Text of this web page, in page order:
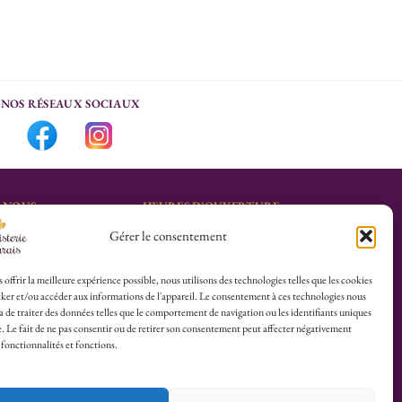
Gérer le consentement
offrir la meilleure expérience possible, nous utilisons des technologies telles que les cookies
et/ou accéder aux informations de l'appareil. Le consentement à ces technologies nous
de traiter des données telles que le comportement de navigation ou les identifiants uniques
Le fait de ne pas consentir ou de retirer son consentement peut affecter négativement
fonctionnalités et fonctions.
NOS RÉSEAUX SOCIAUX
:
Calvaire
HEURES D’OUVERTURE
Lu-Sa : 10h30/13h30 –
Dim (Oct à Mai) : 12h/17h30